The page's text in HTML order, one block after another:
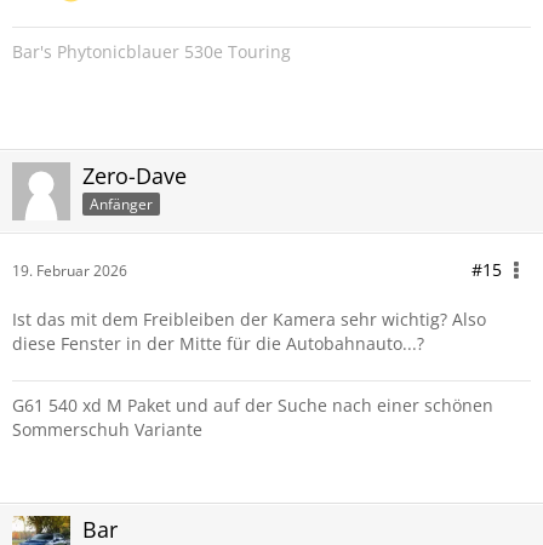
Bar's Phytonicblauer 530e Touring
Zero-Dave
Anfänger
19. Februar 2026 #15
Ist das mit dem Freibleiben der Kamera sehr wichtig? Also
diese Fenster in der Mitte für die Autobahnauto...?
G61 540 xd M Paket und auf der Suche nach einer schönen
Sommerschuh Variante
Bar